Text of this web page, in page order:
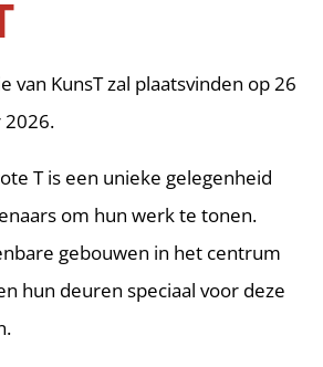
van KunsT zal plaatsvinden op 26
2026.
T is een unieke gelegenheid
om hun werk te tonen.
gebouwen in het centrum
hun deuren speciaal voor deze